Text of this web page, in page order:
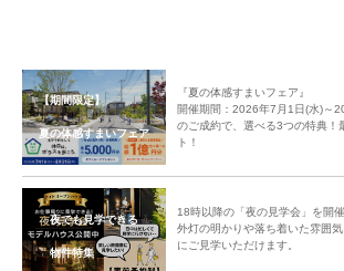
【期間限定】
夏の体感すまいフェア
『夏の体感すまいフェア』
開催期間：2026年7月1日(水)～
のご成約で、選べる3つの特典！
ト！
夜でも見学できる
物件特集
18時以降の「夜の見学会」を開
外灯の明かりや落ち着いた雰囲
にご見学いただけます。